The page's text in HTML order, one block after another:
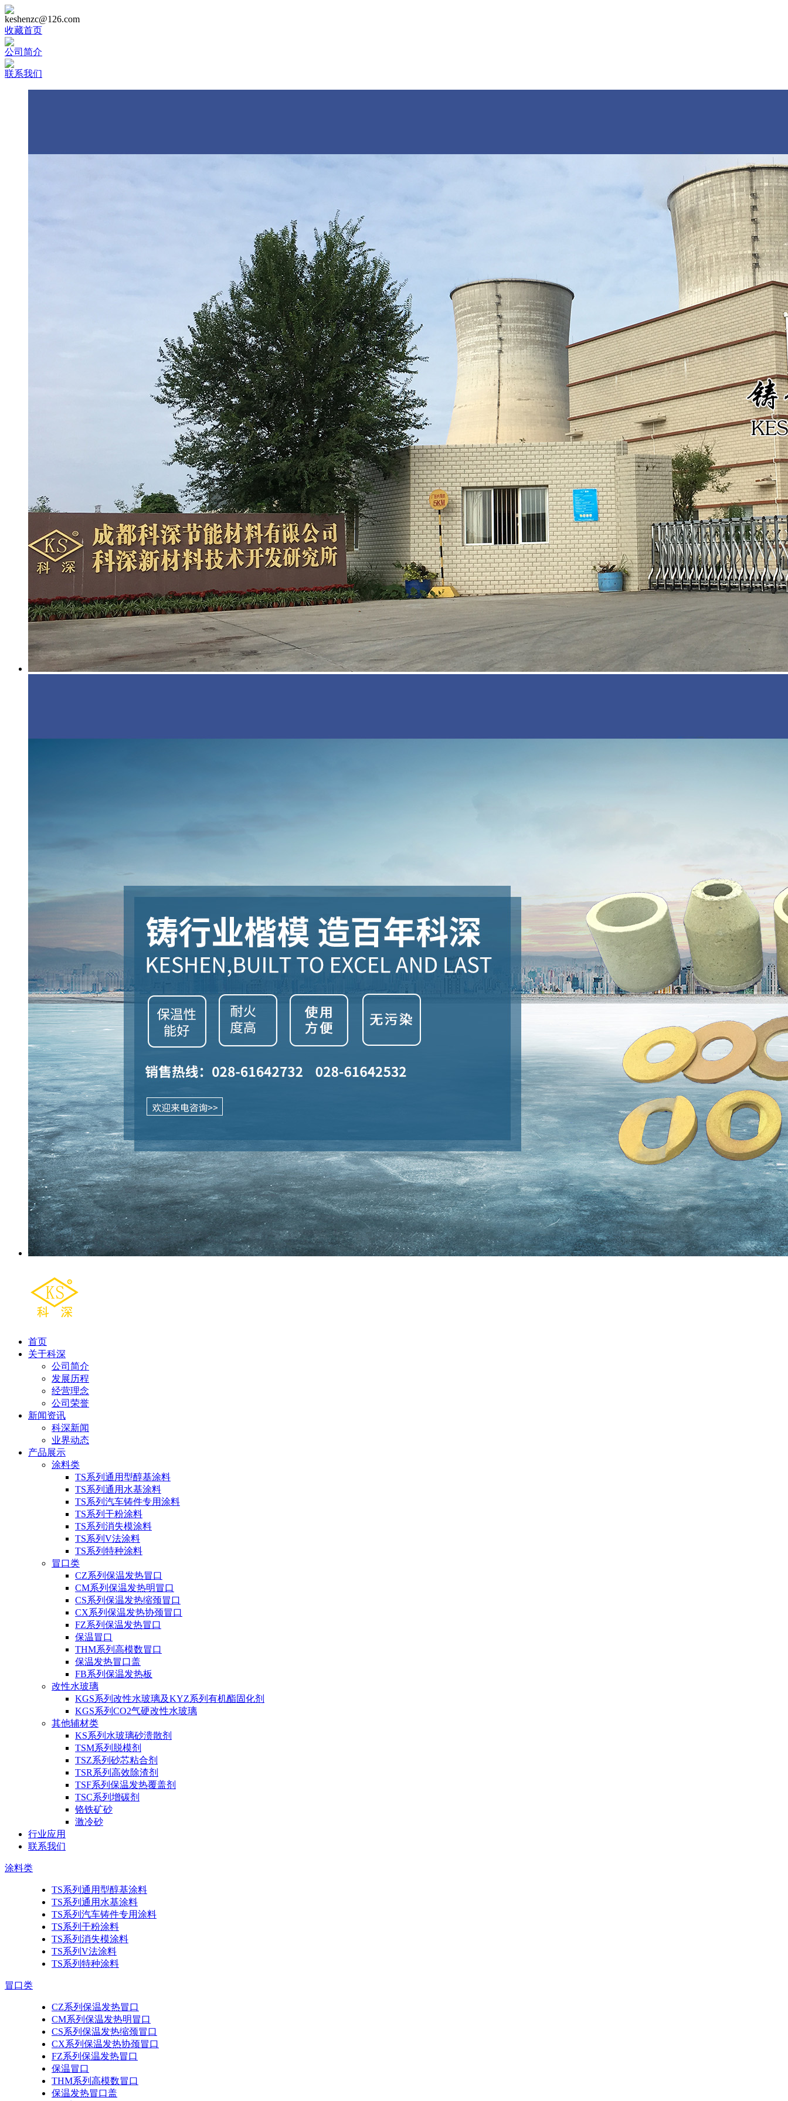
keshenzc@126.com
收藏首页
公司简介
联系我们
首页
关于科深
公司简介
发展历程
经营理念
公司荣誉
新闻资讯
科深新闻
业界动态
产品展示
涂料类
TS系列通用型醇基涂料
TS系列通用水基涂料
TS系列汽车铸件专用涂料
TS系列干粉涂料
TS系列消失模涂料
TS系列V法涂料
TS系列特种涂料
冒口类
CZ系列保温发热冒口
CM系列保温发热明冒口
CS系列保温发热缩颈冒口
CX系列保温发热协颈冒口
FZ系列保温发热冒口
保温冒口
THM系列高模数冒口
保温发热冒口盖
FB系列保温发热板
改性水玻璃
KGS系列改性水玻璃及KYZ系列有机酯固化剂
KGS系列CO2气硬改性水玻璃
其他辅材类
KS系列水玻璃砂溃散剂
TSM系列脱模剂
TSZ系列砂芯粘合剂
TSR系列高效除渣剂
TSF系列保温发热覆盖剂
TSC系列增碳剂
铬铁矿砂
激冷砂
行业应用
联系我们
涂料类
TS系列通用型醇基涂料
TS系列通用水基涂料
TS系列汽车铸件专用涂料
TS系列干粉涂料
TS系列消失模涂料
TS系列V法涂料
TS系列特种涂料
冒口类
CZ系列保温发热冒口
CM系列保温发热明冒口
CS系列保温发热缩颈冒口
CX系列保温发热协颈冒口
FZ系列保温发热冒口
保温冒口
THM系列高模数冒口
保温发热冒口盖